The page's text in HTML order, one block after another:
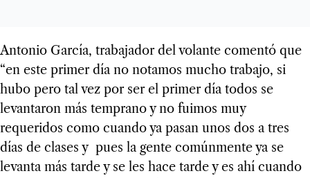
Antonio García, trabajador del volante comentó que
“en este primer día no notamos mucho trabajo, si
hubo pero tal vez por ser el primer día todos se
levantaron más temprano y no fuimos muy
requeridos como cuando ya pasan unos dos a tres
días de clases y pues la gente comúnmente ya se
levanta más tarde y se les hace tarde y es ahí cuando